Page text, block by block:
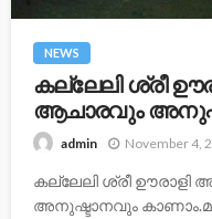
NEWS
കല്ലേലി ശ്രീ
ആചാരവും
admin November 4,
കല്ലേലി ശ്രീ ഊരാളി
അനുഷ്ടാനവും